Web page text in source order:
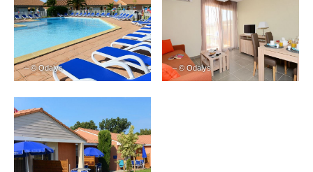
– © Odalys – © Odalys